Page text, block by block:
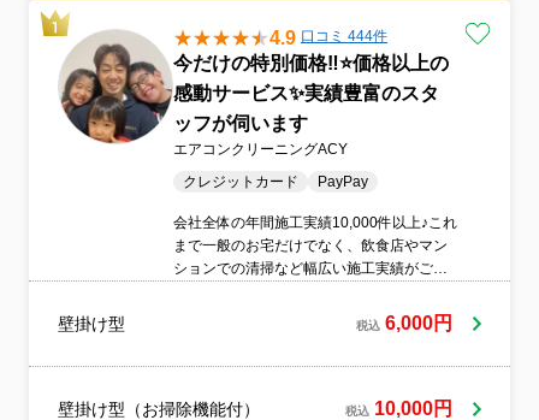
4.9 口コミ 444件
今だけの特別価格‼️⭐価格以上の
感動サービス✨実績豊富のスタ
ッフが伺います
エアコンクリーニングACY
クレジットカード
PayPay
会社全体の年間施工実績10,000件以上♪これ
まで一般のお宅だけでなく、飲食店やマン
ションでの清掃など幅広い施工実績がござ
やさしい洗剤を使用しています。小さなお
子様がおられたり、ペットを飼われている
ください熟練のスタッフがお伺い♪しっかり
壁掛け型 税込 6,000円
壁掛け型（お掃除機能付） 税込 10,000円